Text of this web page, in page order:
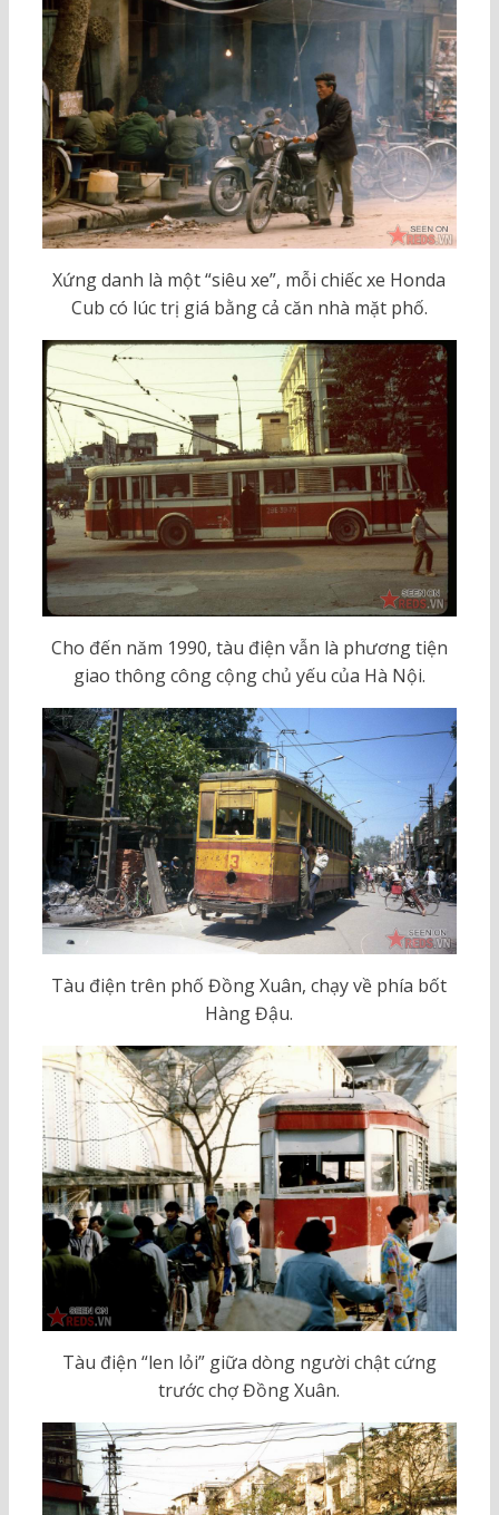
Xứng danh là một “siêu xe”, mỗi chiếc xe Honda
Cub có lúc trị giá bằng cả căn nhà mặt phố.
Cho đến năm 1990, tàu điện vẫn là phương tiện
giao thông công cộng chủ yếu của Hà Nội.
Tàu điện trên phố Đồng Xuân, chạy về phía bốt
Hàng Đậu.
Tàu điện “len lỏi” giữa dòng người chật cứng
trước chợ Đồng Xuân.